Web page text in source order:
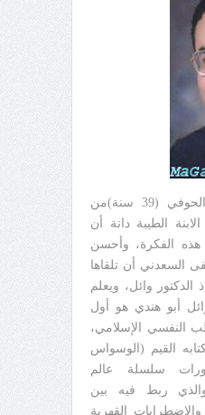
كتب الاستاذ عوني الحوفي (39 سنة)من
الطيبة دانة أن
الفكرة، وأحسن
السعدني أن تلقاها
الدكتور وائل، ويعلم
أبو هندي هو أول
النفسي الإسلامي،
القيم (الوسواس
سلسلة عالم
والذي ربط فيه بين
القهرية